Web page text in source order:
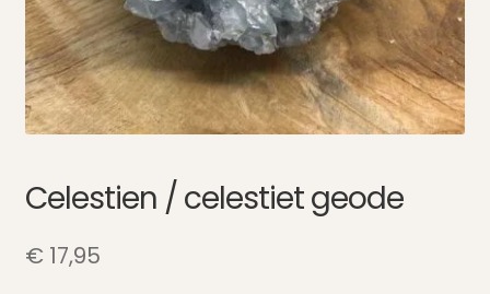
Celestien / celestiet geode
€ 17,95